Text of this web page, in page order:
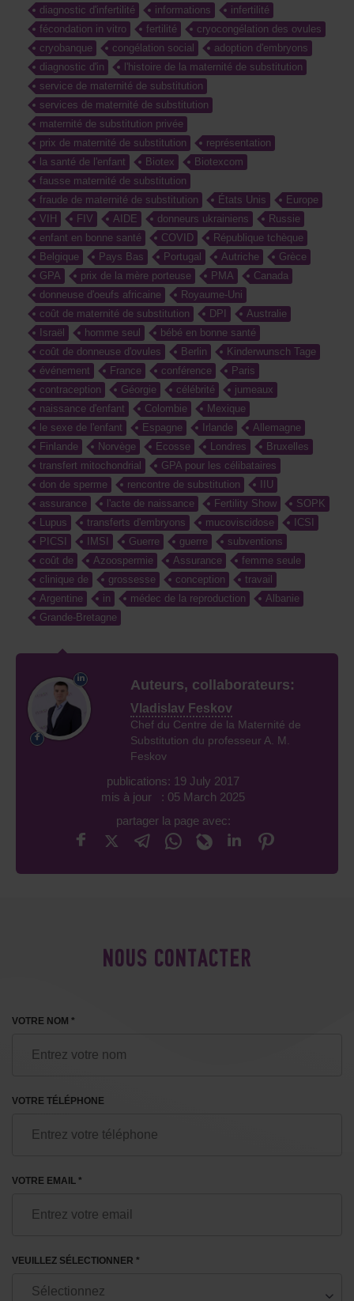
diagnostic d'infertilité informations
infertilité
fécondation in vitro
fertilité
cryocongélation des ovules
cryobanque
congélation social
adoption d'embryons
diagnostic d'in
l'histoire de la maternité de substitution
service de maternité de substitution
services de maternité de substitution
maternité de substitution privée
prix de maternité de substitution
représentation
la santé de l'enfant
Biotex
Biotexcom
fausse maternité de substitution
fraude de maternité de substitution
États Unis
Europe
VIH
FIV AIDE donneurs ukrainiens
Russie
enfant en bonne santé
COVID
République tchèque
Belgique
Pays Bas Portugal Autriche
Grèce
GPA
prix de la mère porteuse PMA
Canada
donneuse d'oeufs africaine
Royaume-Uni
coût de maternité de substitution
DPI
Australie
Israël
homme seul
bébé en bonne santé
coût de donneuse d'ovules
Berlin
Kinderwunsch Tage
événement
France conférence
Paris
contraception
Géorgie célébrité
jumeaux
naissance d'enfant
Colombie
Mexique
le sexe de l'enfant
Espagne Irlande
Allemagne
Finlande
Norvège Ecosse Londres
Bruxelles
transfert mitochondrial
GPA pour les célibataires
don de sperme
rencontre de substitution
IIU
assurance
l'acte de naissance Fertility Show
SOPK
Lupus
transferts d'embryons mucoviscidose
ICSI
PICSI
IMSI Guerre guerre
subventions
coût de
Azoospermie Assurance
femme seule
clinique de
grossesse conception
travail
Argentine
in médec de la reproduction
Albanie
Grande-Bretagne
Auteurs, collaborateurs:
Vladislav Feskov
Chef du Centre de la Maternité de
Substitution du professeur A. M.
Feskov
publications: 19 July 2017
mis à jour : 05 March 2025
partager la page avec:
NOUS CONTACTER
VOTRE NOM *
VOTRE TÉLÉPHONE
VOTRE EMAIL *
VEUILLEZ SÉLECTIONNER *